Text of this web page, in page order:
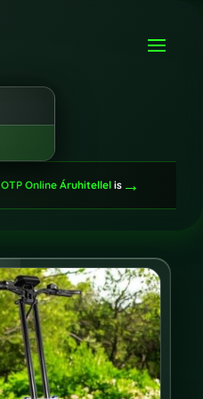
OTP Online Áruhitellelis→